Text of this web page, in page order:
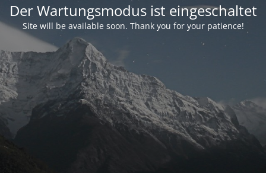
Der Wartungsmodus ist eingeschaltet
Site will be available soon. Thank you for your patience!